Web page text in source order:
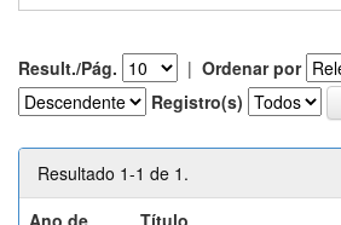
Result./Pág. | Ordenar por
Registro(s)
Resultado 1-1 de 1.
Ano de
Título